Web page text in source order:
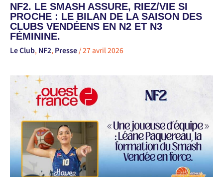
NF2. LE SMASH ASSURE, RIEZ/VIE SI
PROCHE : LE BILAN DE LA SAISON DES
CLUBS VENDÉENS EN N2 ET N3
FÉMININE.
Le Club, NF2, Presse /27 avril 2026